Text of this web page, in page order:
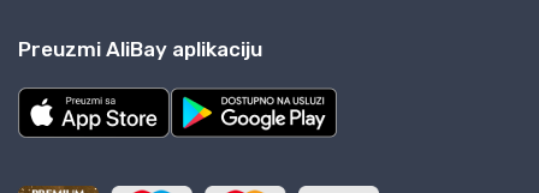
Preuzmi AliBay aplikaciju